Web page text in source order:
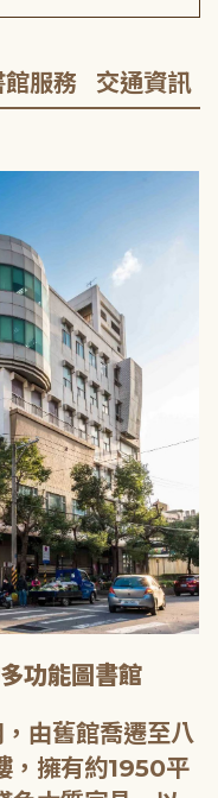
館服務 交通資訊
功能圖書館
由舊館喬遷至八
，擁有約1950平